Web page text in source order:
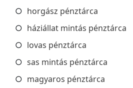
horgász pénztárca
háziállat mintás pénztárca
lovas pénztárca
sas mintás pénztárca
magyaros pénztárca